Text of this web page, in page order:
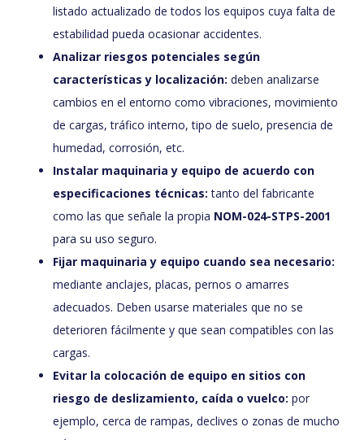
listado actualizado de todos los equipos cuya falta de
estabilidad pueda ocasionar accidentes.
Analizar riesgos potenciales según
características y localización: deben analizarse
cambios en el entorno como vibraciones, movimiento
de cargas, tráfico interno, tipo de suelo, presencia de
humedad, corrosión, etc.
Instalar maquinaria y equipo de acuerdo con
especificaciones técnicas: tanto del fabricante
como las que señale la propia NOM-024-STPS-2001
para su uso seguro.
Fijar maquinaria y equipo cuando sea necesario:
mediante anclajes, placas, pernos o amarres
adecuados. Deben usarse materiales que no se
deterioren fácilmente y que sean compatibles con las
cargas.
Evitar la colocación de equipo en sitios con
riesgo de deslizamiento, caída o vuelco: por
ejemplo, cerca de rampas, declives o zonas de mucho